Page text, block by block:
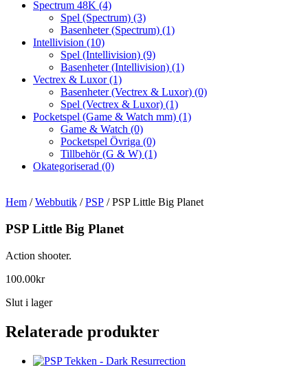
Spectrum 48K (4)
Spel (Spectrum) (3)
Basenheter (Spectrum) (1)
Intellivision (10)
Spel (Intellivision) (9)
Basenheter (Intellivision) (1)
Vectrex & Luxor(1)
Basenheter (Vectrex & Luxor) (0)
Spel (Vectrex & Luxor) (1)
Pocketspel (Game & Watch mm) (1)
Game & Watch (0)
Pocketspel Övriga (0)
Tillbehör (G & W) (1)
Okategoriserad (0)
Hem /Webbutik /PSP / PSP Little Big Planet
PSP Little Big Planet
Action shooter.
100.00kr
Slut i lager
Relaterade produkter